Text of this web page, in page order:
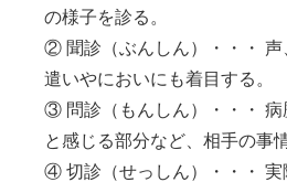
の様子を診る。
② 聞診（ぶんしん）
・・・
遣いやにおいにも着目する。
③ 問診（もんしん）
・・・
と感じる部分など、相手の事
④ 切診（せっしん）
・・・